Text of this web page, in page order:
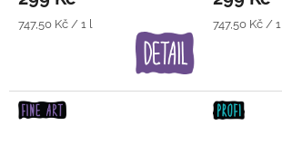
Měrná
747,50 Kč / 1 l
Měrná
747,50 Kč / 1 l